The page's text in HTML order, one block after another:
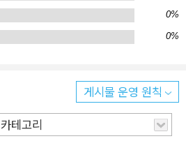
의 말을 듣고 유나는 깊은 고민에 빠
자기 것이라고 행세하는 게 표절이라
훔친 것뿐 아니라 다른 사람의 삶까
들어간 창작물을 표절하는 행위가
물은 ‘그냥 작품’이 아닌 ‘노력의 결
0%
0%
게시물 운영 원칙
카테고리